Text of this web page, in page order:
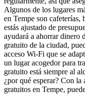
Algunos de los lugares
en Tempe son
estás ajustado de
ayudará a ahorrar dinero
gratuito de la ciudad,
acceso Wi-Fi que se
un lugar acogedor para
gratuito está siempre al
¿por qué esperar? Con
gratuitos en Tempe,